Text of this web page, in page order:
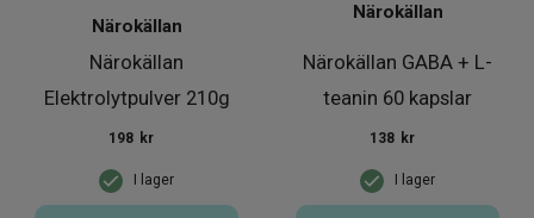
Närokällan
Elektrolytpulver 210g
Närokällan
I lager
198 kr
Närokällan GABA + L-
teanin 60 kapslar
Närokällan
I lager
138 kr